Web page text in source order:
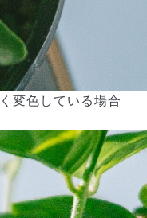
変色している場合